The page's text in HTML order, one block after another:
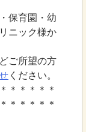
保育園・幼
ニック様か
ご所望の方
ください。
＊＊＊＊＊
＊＊＊＊＊